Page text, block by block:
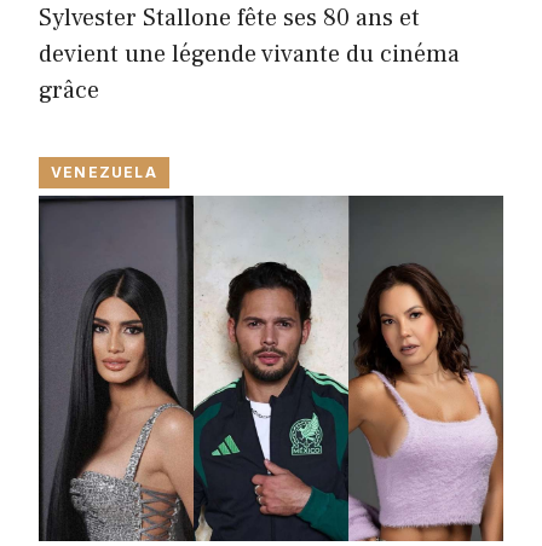
Sylvester Stallone fête ses 80 ans et
devient une légende vivante du cinéma
grâce
VENEZUELA